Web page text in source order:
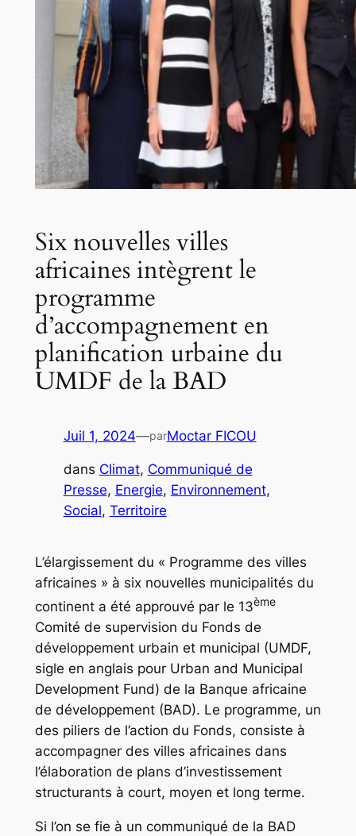
Six nouvelles villes
africaines intègrent le
programme
d’accompagnement en
planification urbaine du
UMDF de la BAD
Juil 1, 2024—parMoctar FICOU
dans Climat, Communiqué de
Presse, Energie, Environnement
Social, Territoire
L’élargissement du « Programme des villes
africaines » à six nouvelles municipalités du
continent a été approuvé par le 13ème
Comité de supervision du Fonds de
développement urbain et municipal (UMDF,
sigle en anglais pour Urban and Municipal
Development Fund) de la Banque africaine
de développement (BAD). Le programme, un
des piliers de l’action du Fonds, consiste à
accompagner des villes africaines dans
l’élaboration de plans d’investissement
structurants à court, moyen et long terme.
Si l’on se fie à un communiqué de la BAD